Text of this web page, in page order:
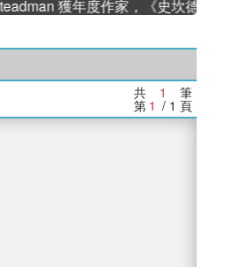
獲年度作家，《史坎德》系
共 1 筆
第 1 / 1 頁